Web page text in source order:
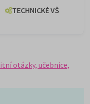
TECHNICKÉ VŠ
otázky, učebnice,